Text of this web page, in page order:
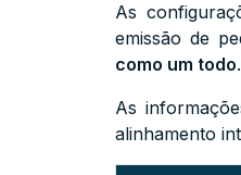
As
emissão de
como um todo.
As
alinhamento